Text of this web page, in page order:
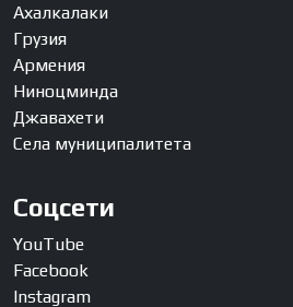
Ахалкалаки
Грузия
Армения
Ниноцминда
Джавахети
Села муниципалитета
Соцсети
YouTube
Facebook
Instagram